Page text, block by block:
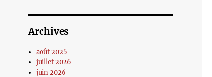
Archives
août 2026
juillet 2026
juin 2026